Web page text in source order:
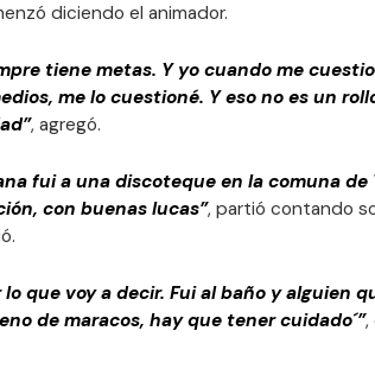
diciendo el animador.
tiene metas. Y yo cuando me
me lo cuestioné. Y eso no es un
, agregó.
fui a una discoteque en la comuna
con buenas lucas”, partió contando
lo que voy a decir. Fui al baño y alguien
de maracos, hay que tener cuidado´”,